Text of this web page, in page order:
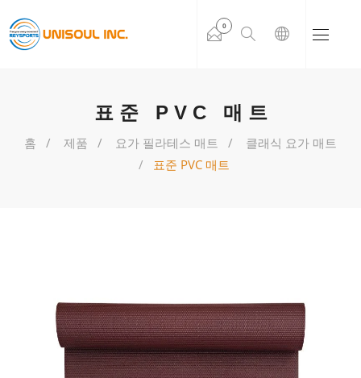
0
표준 PVC 매트
홈 제품 요가 필라테스 매트
클래식 요가 매트
표준 PVC 매트